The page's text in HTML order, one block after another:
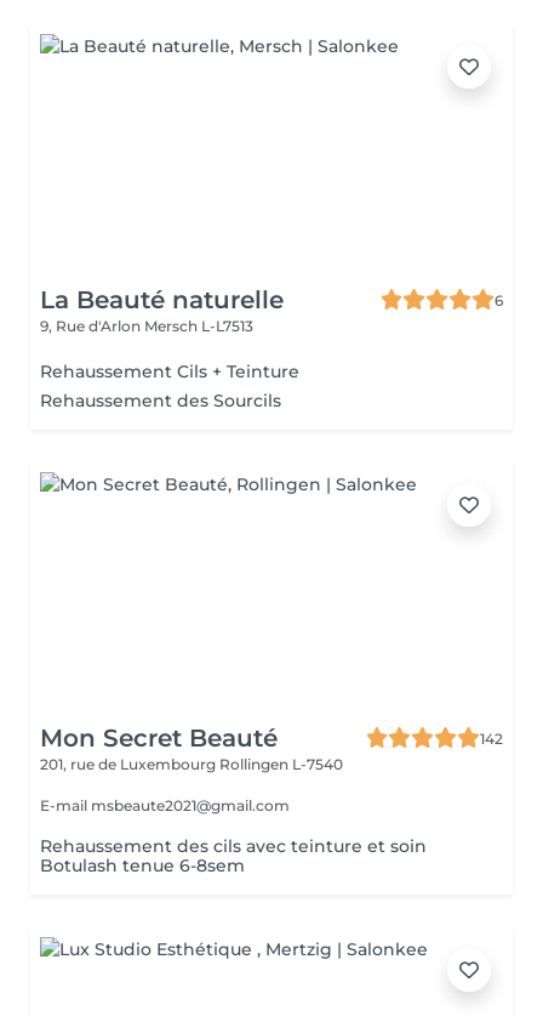
La Beauté naturelle
6
9, Rue d'Arlon Mersch L-L7513
Rehaussement Cils + Teinture
Rehaussement des Sourcils
Mon Secret Beauté
142
201, rue de Luxembourg Rollingen L-7540
E-mail msbeaute2021@gmail.com
Rehaussement des cils avec teinture et soin
Botulash tenue 6-8sem